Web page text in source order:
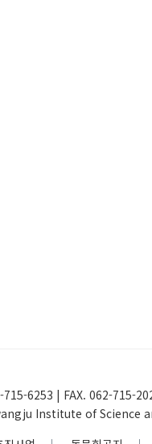
6253 | FAX. 062-715-
Institute of Science